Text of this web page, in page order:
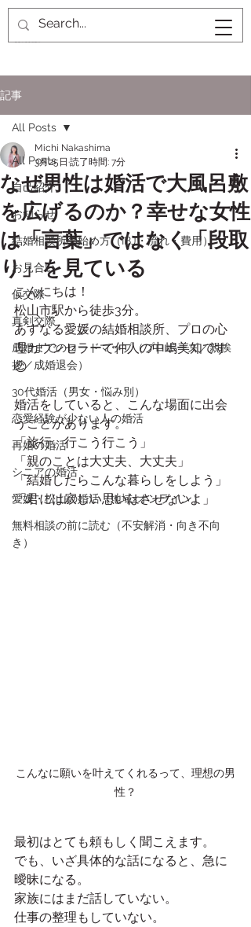
記事
All Posts
自己紹介
お知らせ
結婚相談所の始め方（IBJ・流れ・費用）
お見合い
仮交際
真剣交際
成婚までのロードマップ（プロポーズ／親挨
拶／成婚退会）
30代婚活（男女・悩み別）
恋愛経験が少ない人の婚活
再婚の婚活
シニアの婚活
愛媛・松山の婚活（地域×オンライン）
無料相談の前に読む（不安解消・向き不向
き）
All Posts
なぜ男性は婚活で大風呂敷
を広げるのか？幸せな女性
は「言葉」ではなく「段取
り」を見ている
Michi Nakashima
3月25日 読了時間: 7分
こんにちは！
松山市駅から徒歩3分。
あすなる愛媛の結婚相談所、プロの心
理カウンセラーで仲人の中嶋美知です
😊
婚活をしていると、こんな場面に出会
うことがあります。
「旅行、行こう行こう」
「親のことは大丈夫、大丈夫」
「結婚したらこんな暮らしをしよう」
「君には寂しい思いはさせないよ」
こんなに願いを叶えてくれるって、理想の男
性？
最初はとても頼もしく聞こえます。
でも、いざ具体的な話になると、急に
曖昧になる。
家族にはまだ話していない。
仕事の整理もしていない。